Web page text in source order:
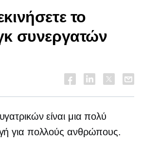
το
συνεργατών
είναι μια πολύ
για πολλούς ανθρώπους.